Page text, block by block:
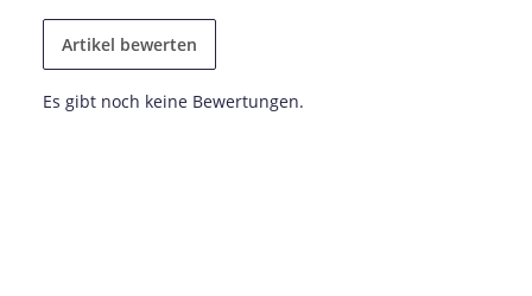
Artikel bewerten
Es gibt noch keine Bewertungen.